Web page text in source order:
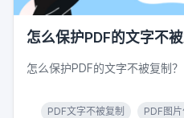
怎么保护PDF的文字不被
怎么保护PDF的文字不被复制？
PDF文字不被复制 PDF图